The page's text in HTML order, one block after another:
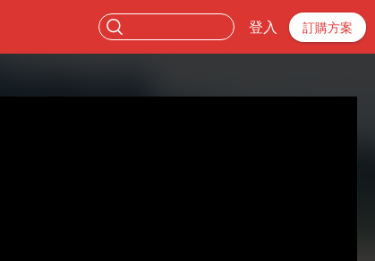
登入 訂購方案